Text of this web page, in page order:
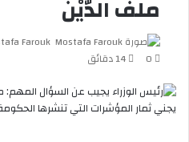
ملف الدّيْن
Farouk
0